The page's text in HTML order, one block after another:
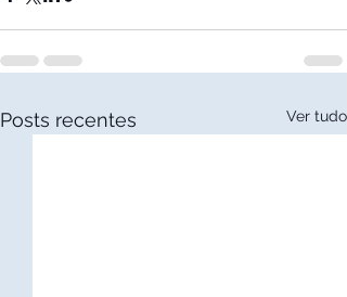
Posts recentes Ver tudo